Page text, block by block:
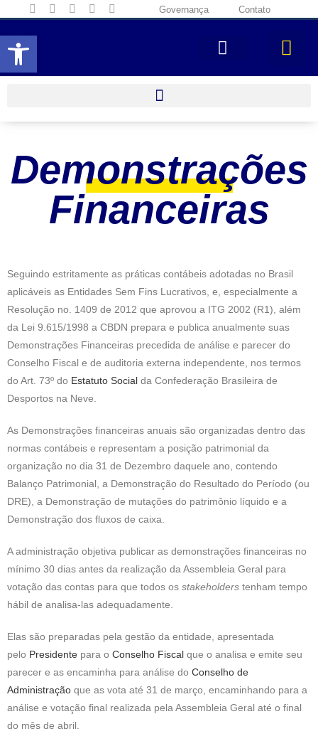
Abrir a barra de ferramentas
Governança Contato
Demonstrações
Financeiras
Seguindo estritamente as práticas contábeis adotadas no Brasil
aplicáveis as Entidades Sem Fins Lucrativos, e, especialmente a
Resolução no. 1409 de 2012 que aprovou a ITG 2002 (R1), além
da Lei 9.615/1998 a CBDN prepara e publica anualmente suas
Demonstrações Financeiras precedida de análise e parecer do
Conselho Fiscal e de auditoria externa independente, nos termos
do Art. 73º do Estatuto Social da Confederação Brasileira de
Desportos na Neve.
As Demonstrações financeiras anuais são organizadas dentro das
normas contábeis e representam a posição patrimonial da
organização no dia 31 de Dezembro daquele ano, contendo
Balanço Patrimonial, a Demonstração do Resultado do Período (ou
DRE), a Demonstração de mutações do patrimônio líquido e a
Demonstração dos fluxos de caixa.
A administração objetiva publicar as demonstrações financeiras no
mínimo 30 dias antes da realização da Assembleia Geral para
votação das contas para que todos os stakeholders tenham tempo
hábil de analisa-las adequadamente.
Elas são preparadas pela gestão da entidade, apresentada
pelo Presidente para o Conselho Fiscal que o analisa e emite seu
parecer e as encaminha para análise do Conselho de
Administração que as vota até 31 de março, encaminhando para a
análise e votação final realizada pela Assembleia Geral até o final
do mês de abril.